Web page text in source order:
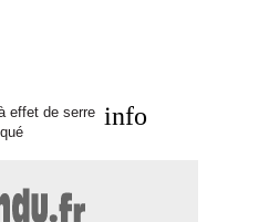
effet de serre info